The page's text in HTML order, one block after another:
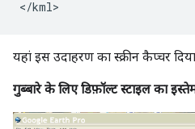
यहां इस उदाहरण का स्क्रीन कैप्चर
गुब्बारे के लिए डिफ़ॉल्ट स्टाइल का